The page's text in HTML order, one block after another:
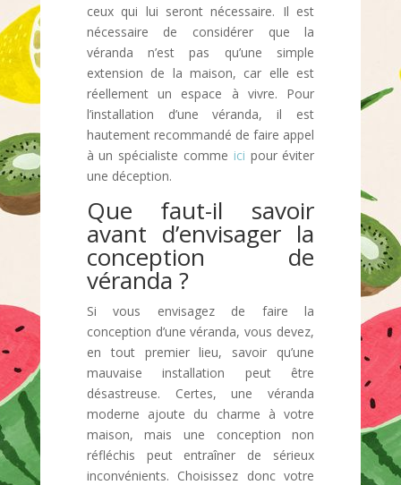
ceux qui lui seront nécessaire. Il est
nécessaire de considérer que la
véranda n’est pas qu’une simple
extension de la maison, car elle est
réellement un espace à vivre. Pour
l’installation d’une véranda, il est
hautement recommandé de faire appel
à un spécialiste comme ici pour éviter
une déception.
Que faut-il savoir
avant d’envisager la
conception de
véranda ?
Si vous envisagez de faire la
conception d’une véranda, vous devez,
en tout premier lieu, savoir qu’une
mauvaise installation peut être
désastreuse. Certes, une véranda
moderne ajoute du charme à votre
maison, mais une conception non
réfléchis peut entraîner de sérieux
inconvénients. Choisissez donc votre